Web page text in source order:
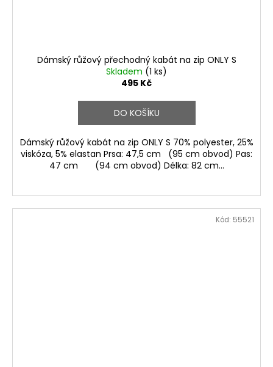
Dámský růžový přechodný kabát na zip ONLY S
Skladem (1 ks)
495 Kč
DO KOŠÍKU
Dámský růžový kabát na zip ONLY S 70% polyester, 25%
viskóza, 5% elastan Prsa: 47,5 cm (95 cm obvod) Pas:
47 cm (94 cm obvod) Délka: 82 cm...
Kód: 55521